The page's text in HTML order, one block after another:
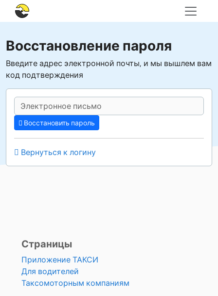
Восстановление пароля
Введите адрес электронной почты, и мы вышлем вам
код подтверждения
Восстановить пароль
Вернуться к логину
Страницы
Приложение ТАКСИ
Для водителей
Таксомоторным компаниям